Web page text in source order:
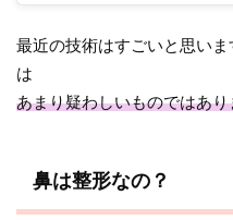
最近の技術はすごいと思い
は
あまり疑わしいものではあり
鼻は整形なの？